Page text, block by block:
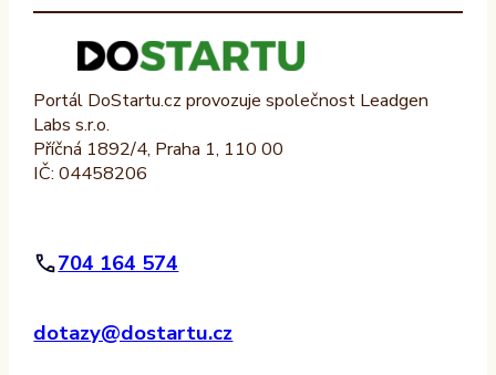
Portál DoStartu.cz provozuje společnost Leadgen
Labs s.r.o.
Příčná 1892/4, Praha 1, 110 00
IČ: 04458206
704 164 574
dotazy@dostartu.cz